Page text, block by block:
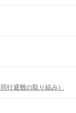
行避難の取り組み）